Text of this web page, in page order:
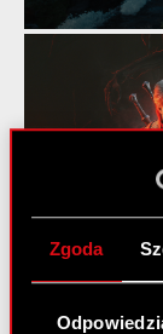
Zgoda
Pieśni
Dziki